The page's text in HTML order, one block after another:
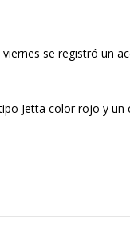
se registró un
Jetta color rojo y